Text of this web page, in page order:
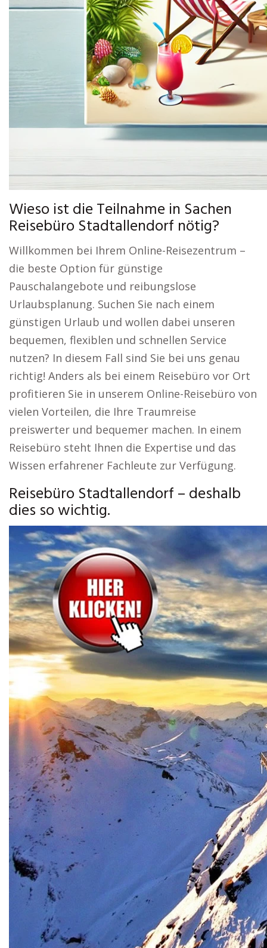
Wieso ist die Teilnahme in Sachen
Reisebüro Stadtallendorf nötig?
Willkommen bei Ihrem Online-Reisezentrum –
die beste Option für günstige
Pauschalangebote und reibungslose
Urlaubsplanung. Suchen Sie nach einem
günstigen Urlaub und wollen dabei unseren
bequemen, flexiblen und schnellen Service
nutzen? In diesem Fall sind Sie bei uns genau
richtig! Anders als bei einem Reisebüro vor Ort
profitieren Sie in unserem Online-Reisebüro von
vielen Vorteilen, die Ihre Traumreise
preiswerter und bequemer machen. In einem
Reisebüro steht Ihnen die Expertise und das
Wissen erfahrener Fachleute zur Verfügung.
Reisebüro Stadtallendorf – deshalb
dies so wichtig.